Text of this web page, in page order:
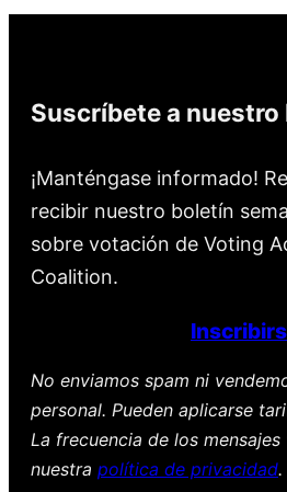
Suscríbete a nuestro
¡Manténgase informado!
recibir nuestro boletín
sobre votación de Voting
Coalition.
No enviamos spam ni
personal. Pueden aplicarse
La frecuencia de los mensajes
nuestra política de privacidad.